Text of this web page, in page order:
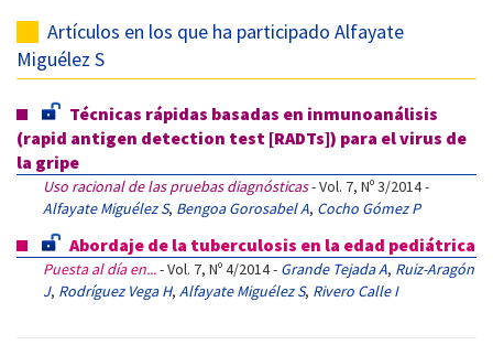
Artículos en los que ha participado Alfayate
Miguélez S
Técnicas rápidas basadas en inmunoanálisis
(rapid antigen detection test [RADTs]) para el virus de
la gripe
Uso racional de las pruebas diagnósticas- Vol. 7, Nº 3/2014 -
Alfayate Miguélez S, Bengoa Gorosabel A, Cocho Gómez P
Abordaje de la tuberculosis en la edad pediátrica
Puesta al día en...- Vol. 7, Nº 4/2014 - Grande Tejada A, Ruiz-Aragón
J, Rodríguez Vega H, Alfayate Miguélez S, Rivero Calle I